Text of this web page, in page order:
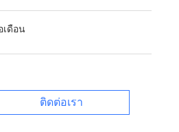
เดือน
ติดต่อเรา